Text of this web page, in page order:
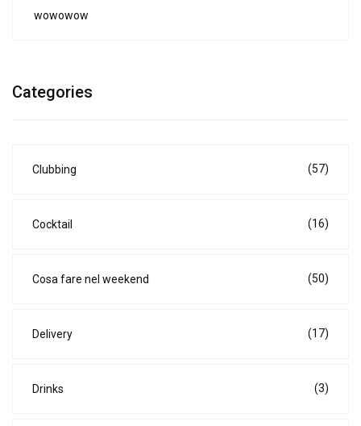
wowowow
Categories
Clubbing (57)
Cocktail (16)
Cosa fare nel weekend (50)
Delivery (17)
Drinks (3)